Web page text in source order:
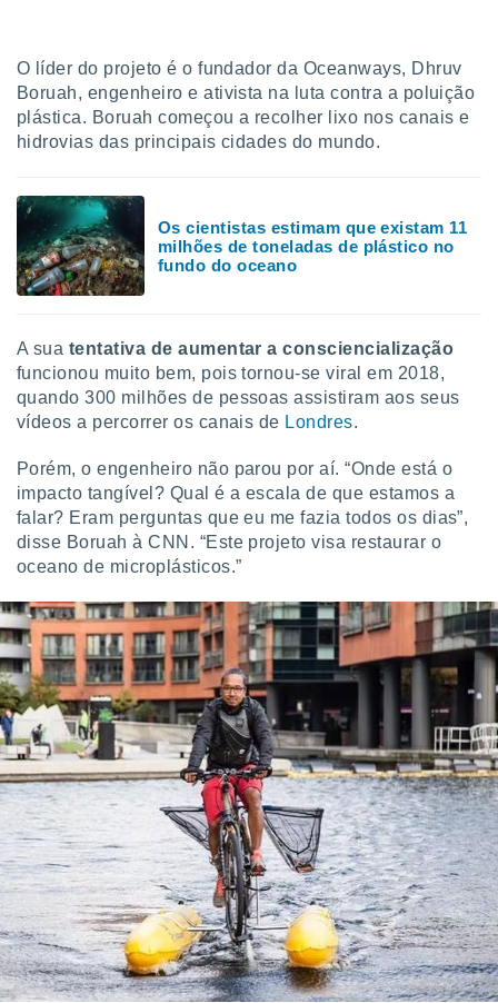
O líder do projeto é o fundador da Oceanways, Dhruv
Boruah, engenheiro e ativista na luta contra a poluição
plástica. Boruah começou a recolher lixo nos canais e
hidrovias das principais cidades do mundo.
Os cientistas estimam que existam 11
milhões de toneladas de plástico no
fundo do oceano
A sua tentativa de aumentar a consciencialização
funcionou muito bem, pois tornou-se viral em 2018,
quando 300 milhões de pessoas assistiram aos seus
vídeos a percorrer os canais de Londres.
Porém, o engenheiro não parou por aí. “Onde está o
impacto tangível? Qual é a escala de que estamos a
falar? Eram perguntas que eu me fazia todos os dias”,
disse Boruah à CNN. “Este projeto visa restaurar o
oceano de microplásticos.”